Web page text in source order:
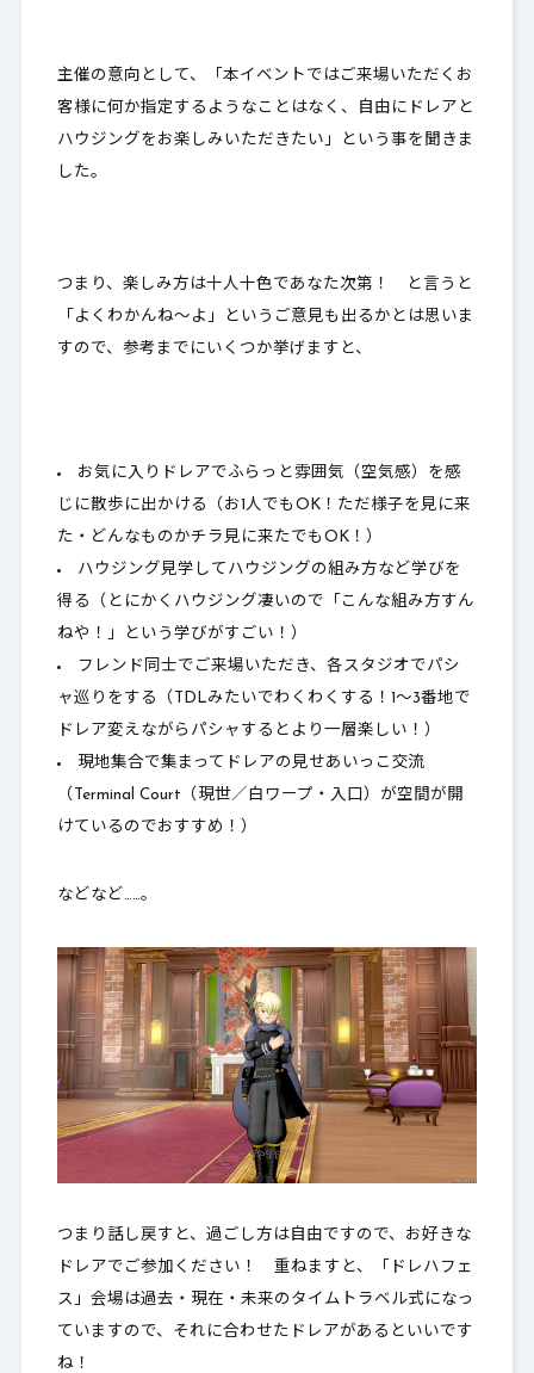
主催の意向として、「本イベントではご来場いただくお
客様に何か指定するようなことはなく、自由にドレアと
ハウジングをお楽しみいただきたい」という事を聞きま
した。
つまり、楽しみ方は十人十色であなた次第！ と言うと
「よくわかんね～よ」というご意見も出るかとは思いま
すので、参考までにいくつか挙げますと、
お気に入りドレアでふらっと雰囲気（空気感）を感
じに散歩に出かける（お1人でもOK！ただ様子を見に来
た・どんなものかチラ見に来たでもOK！）
ハウジング見学してハウジングの組み方など学びを
得る（とにかくハウジング凄いので「こんな組み方すん
ねや！」という学びがすごい！）
フレンド同士でご来場いただき、各スタジオでパシ
ャ巡りをする（TDLみたいでわくわくする！1～3番地で
ドレア変えながらパシャするとより一層楽しい！）
現地集合で集まってドレアの見せあいっこ交流
（Terminal Court（現世／白ワープ・入口）が空間が開
けているのでおすすめ！）
などなど……。
つまり話し戻すと、過ごし方は自由ですので、お好きな
ドレアでご参加ください！ 重ねますと、「ドレハフェ
ス」会場は過去・現在・未来のタイムトラベル式になっ
ていますので、それに合わせたドレアがあるといいです
ね！